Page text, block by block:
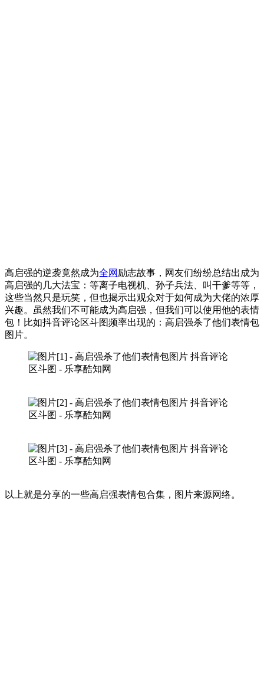
高启强的逆袭竟然成为全网 励志故事，网友们纷纷总结出成为
高启强的几大法宝：等离子电视机、孙子兵法、叫干爹等等，
这些当然只是玩笑，但也揭示出观众对于如何成为大佬的浓厚
兴趣。虽然我们不可能成为高启强，但我们可以使用他的表情
包！比如抖音评论区斗图频率出现的：高启强杀了他们表情包
图片。
以上就是分享的一些高启强表情包合集，图片来源网络。